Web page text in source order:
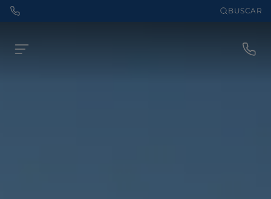
BUSCAR